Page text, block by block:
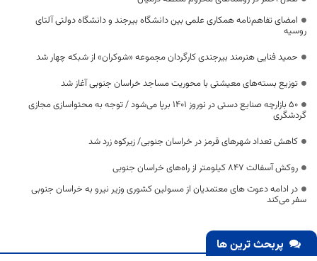
امضای تفاهم‌نامه همکاری علمی بین دانشگاه بیرجند و دانشگاه دولتی آلتای
روسیه
حمید فنایی هنرمند بیرجندی کارگردان مجموعه «شوکران»‌ از شبکه چهار شد
توزیع بسته‌های معیشتی با محوریت مساجد خراسان جنوبی آغاز شد
۵۰ بازارچه صنایع دستی در نوروز ۱۴۰۱ برپا می‌شود / توجه به محتواسازی مجازی
گردشگری
کاهش تعداد شهرهای قرمز در خراسان جنوبی/ زیرکوه زرد شد
روکش آسفالت ۸۴۷ کیلومتر از راه‌های خراسان جنوبی
در ادامه دعوت های معتمدیان از مسولین کشوری وزیر نیرو به خراسان جنوبی
سفر می‌کند
پربحث ترین ها